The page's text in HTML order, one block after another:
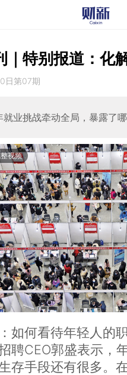
｜特别报道：化
日第07期
就业挑战牵动全局，暴露了
视频
如何看待年轻人的
聘CEO郭盛表示，
存手段还有很多。